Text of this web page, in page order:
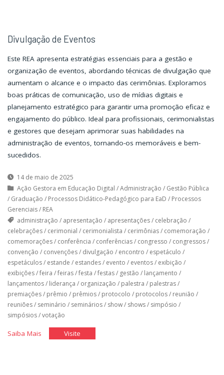
Divulgação de Eventos
Este REA apresenta estratégias essenciais para a gestão e
organização de eventos, abordando técnicas de divulgação que
aumentam o alcance e o impacto das cerimônias. Exploramos
boas práticas de comunicação, uso de mídias digitais e
planejamento estratégico para garantir uma promoção eficaz e
engajamento do público. Ideal para profissionais, cerimonialistas
e gestores que desejam aprimorar suas habilidades na
administração de eventos, tornando-os memoráveis e bem-
sucedidos.
14 de maio de 2025
Ação Gestora em Educação Digital /Administração / Gestão Pública
/ Graduação / Processos Didático-Pedagógico para EaD / Processos
Gerenciais/ REA
administração / apresentação / apresentações/ celebração /
celebrações/ cerimonial / cerimonialista / cerimônias/ comemoração /
comemorações/ conferência / conferências/ congresso / congressos/
convenção / convenções/ divulgação / encontro / espetáculo /
espetáculos/ estande / estandes/ evento / eventos/ exibição /
exibições/feira /feiras/festa /festas/ gestão / lançamento /
lançamentos/ liderança / organização / palestra / palestras/
premiações/ prêmio / prêmios/ protocolo / protocolos/ reunião /
reuniões/ seminário / seminários/ show/ shows/ simpósio /
simpósios/votação
Saiba Mais"Divulgação
Visite"Divulgação